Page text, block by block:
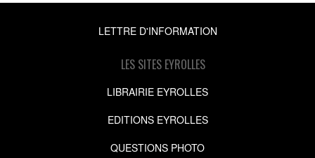
LETTRE D'INFORMATION
LES SITES EYROLLES
LIBRAIRIE EYROLLES
EDITIONS EYROLLES
QUESTIONS PHOTO